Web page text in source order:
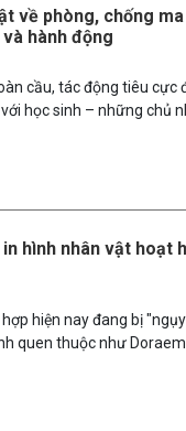
về phòng, chống
hành động
cầu, tác động tiêu cực
học sinh – những chủ
hình nhân vật hoạt
hiện nay đang bị
quen thuộc như